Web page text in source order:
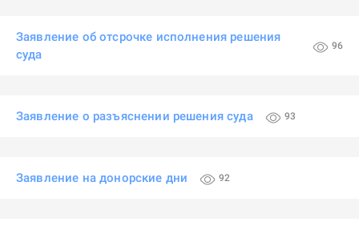
Заявление об отсрочке исполнения решения
суда
96
Заявление о разъяснении решения суда 93
Заявление на донорские дни 92